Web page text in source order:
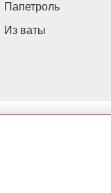
Папетроль
Из ваты